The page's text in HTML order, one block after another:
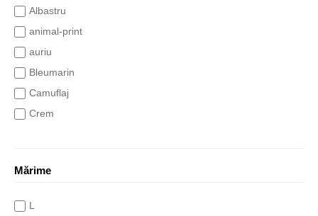
Albastru
animal-print
auriu
Bleumarin
Camuflaj
Crem
indigo
Mărime
L